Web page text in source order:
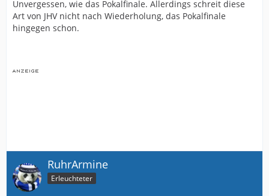
Unvergessen, wie das Pokalfinale. Allerdings schreit diese
Art von JHV nicht nach Wiederholung, das Pokalfinale
hingegen schon.
RuhrArmine
Erleuchteter